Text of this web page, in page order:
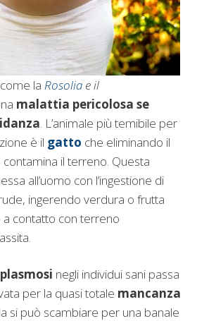
la Rosolia e il
malattia pericolosa se
. L’animale più temibile per
è il gatto che eliminando il
il terreno. Questa
all’uomo con l’ingestione di
ingerendo verdura o frutta
contatto con terreno
negli individui sani passa
per la quasi totale mancanza
si può scambiare per una banale